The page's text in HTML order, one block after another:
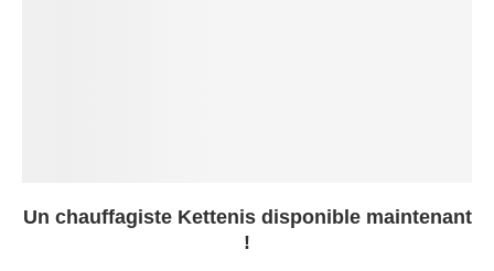
Un chauffagiste Kettenis disponible maintenant
!